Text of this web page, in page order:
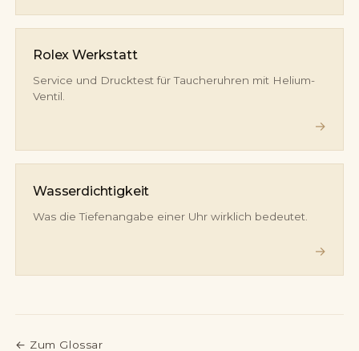
Rolex Werkstatt
Service und Drucktest für Taucheruhren mit Helium-
Ventil.
→
Wasserdichtigkeit
Was die Tiefenangabe einer Uhr wirklich bedeutet.
→
← Zum Glossar